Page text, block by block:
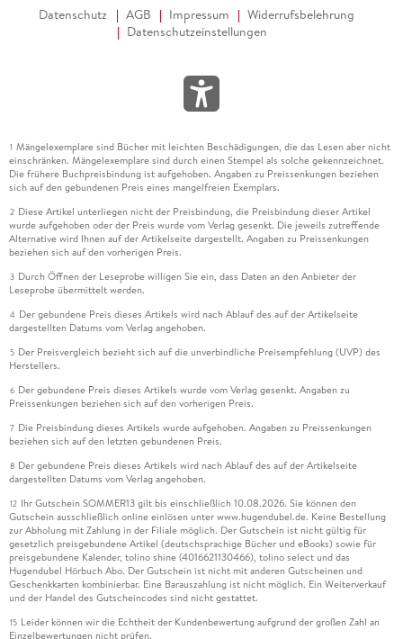
Datenschutz AGB Impressum
Widerrufsbelehrung
Datenschutzeinstellungen
1 Mängelexemplare sind Bücher mit leichten Beschädigungen, die das Lesen aber nicht
einschränken. Mängelexemplare sind durch einen Stempel als solche gekennzeichnet.
Die frühere Buchpreisbindung ist aufgehoben. Angaben zu Preissenkungen beziehen
sich auf den gebundenen Preis eines mangelfreien Exemplars.
2 Diese Artikel unterliegen nicht der Preisbindung, die Preisbindung dieser Artikel
wurde aufgehoben oder der Preis wurde vom Verlag gesenkt. Die jeweils zutreffende
Alternative wird Ihnen auf der Artikelseite dargestellt. Angaben zu Preissenkungen
beziehen sich auf den vorherigen Preis.
3 Durch Öffnen der Leseprobe willigen Sie ein, dass Daten an den Anbieter der
Leseprobe übermittelt werden.
4 Der gebundene Preis dieses Artikels wird nach Ablauf des auf der Artikelseite
dargestellten Datums vom Verlag angehoben.
5 Der Preisvergleich bezieht sich auf die unverbindliche Preisempfehlung (UVP) des
Herstellers.
6 Der gebundene Preis dieses Artikels wurde vom Verlag gesenkt. Angaben zu
Preissenkungen beziehen sich auf den vorherigen Preis.
7 Die Preisbindung dieses Artikels wurde aufgehoben. Angaben zu Preissenkungen
beziehen sich auf den letzten gebundenen Preis.
8 Der gebundene Preis dieses Artikels wird nach Ablauf des auf der Artikelseite
dargestellten Datums vom Verlag angehoben.
12 Ihr Gutschein SOMMER13 gilt bis einschließlich 10.08.2026. Sie können den
Gutschein ausschließlich online einlösen unter www.hugendubel.de. Keine Bestellung
zur Abholung mit Zahlung in der Filiale möglich. Der Gutschein ist nicht gültig für
gesetzlich preisgebundene Artikel (deutschsprachige Bücher und eBooks) sowie für
preisgebundene Kalender, tolino shine (4016621130466), tolino select und das
Hugendubel Hörbuch Abo. Der Gutschein ist nicht mit anderen Gutscheinen und
Geschenkkarten kombinierbar. Eine Barauszahlung ist nicht möglich. Ein Weiterverkauf
und der Handel des Gutscheincodes sind nicht gestattet.
15 Leider können wir die Echtheit der Kundenbewertung aufgrund der großen Zahl an
Einzelbewertungen nicht prüfen.